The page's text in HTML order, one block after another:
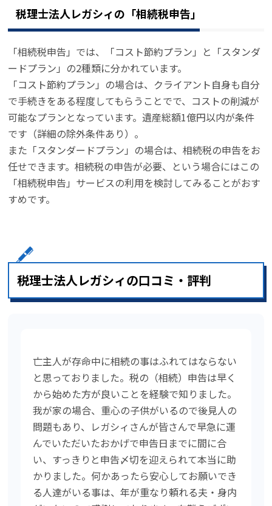
税理士法人レガシィの「相続税申告」
「相続税申告」では、「コスト節約プラン」と「スタンダ
ードプラン」の2種類に分かれています。
「コスト節約プラン」の場合は、クライアント自身も自分
で手続きをある程度してもらうことでで、コストの削減が
可能なプランとなっています。遺産総額1億円以内が条件
です（詳細の除外条件あり）。
また「スタンダードプラン」の場合は、相続税の申告をお
任せできます。相続税の申告が必要、という場合にはこの
「相続税申告」サービスの利用を検討してみることがおす
すめです。
税理士法人レガシィの口コミ・評判
亡主人が存命中に相続の事はふれてはならない
と思っておりました。税の（相続）申告は早く
から始めた方が良いことを経験で知りました。
我が家の場合、重心の子供がいるので後見人の
問題もあり、レガシィさんが皆さんで早急に運
んでいただいたおかげで申告日までに間に合
い、すっきりと申告〆切を迎えられて本当に助
かりました。何かあったら安心してお願いでき
る人達がいる事は、年が重なり頼れる夫・身内